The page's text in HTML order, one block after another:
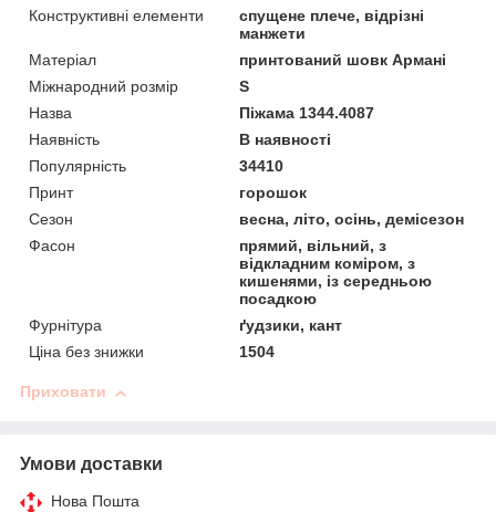
Конструктивні елементи
спущене плече, відрізні
манжети
Матеріал
принтований шовк Армані
Міжнародний розмір
S
Назва
Піжама 1344.4087
Наявність
В наявності
Популярність
34410
Принт
горошок
Сезон
весна, літо, осінь, демісезон
Фасон
прямий, вільний, з
відкладним коміром, з
кишенями, із середньою
посадкою
Фурнітура
ґудзики, кант
Ціна без знижки
1504
Приховати
Умови доставки
Нова Пошта